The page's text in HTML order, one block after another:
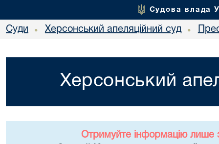
Судова влада
Суди • Херсонський апеляційний суд •
Херсонський
Отримуйте інформацію лише